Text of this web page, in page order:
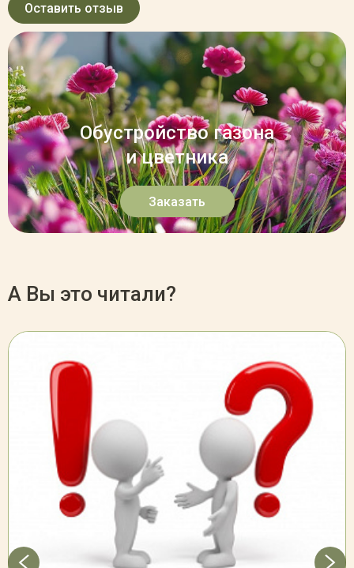
Оставить отзыв
Обустройство газона
и цветника
Заказать
А Вы это читали?